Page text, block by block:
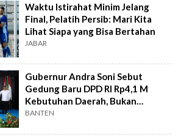
Waktu Istirahat Minim Jelang
Final, Pelatih Persib: Mari Kita
Lihat Siapa yang Bisa Bertahan
JABAR
Gubernur Andra Soni Sebut
Gedung Baru DPD RI Rp4,1 M
Kebutuhan Daerah, Bukan
Senator
BANTEN